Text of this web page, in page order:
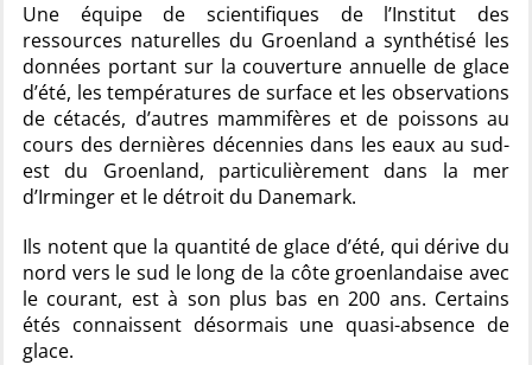
Une équipe de scientifiques de l’Institut des
ressources naturelles du Groenland a synthétisé les
données portant sur la couverture annuelle de glace
d’été, les températures de surface et les observations
de cétacés, d’autres mammifères et de poissons au
cours des dernières décennies dans les eaux au sud-
est du Groenland, particulièrement dans la mer
d’Irminger et le détroit du Danemark.
Ils notent que la quantité de glace d’été, qui dérive du
nord vers le sud le long de la côte groenlandaise avec
le courant, est à son plus bas en 200 ans. Certains
étés connaissent désormais une quasi-absence de
glace.